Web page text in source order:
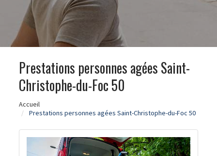
Prestations personnes agées Saint-
Christophe-du-Foc 50
Accueil
Prestations personnes agées Saint-Christophe-du-Foc 50